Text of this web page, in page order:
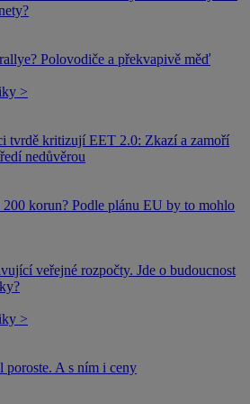
Polovodiče a překvapivě měď
>
tvrdě kritizují EET 2.0: Zkazí a zamoří
nedůvěrou
korun? Podle plánu EU by to mohlo
veřejné rozpočty. Jde o budoucnost
>
poroste. A s ním i ceny